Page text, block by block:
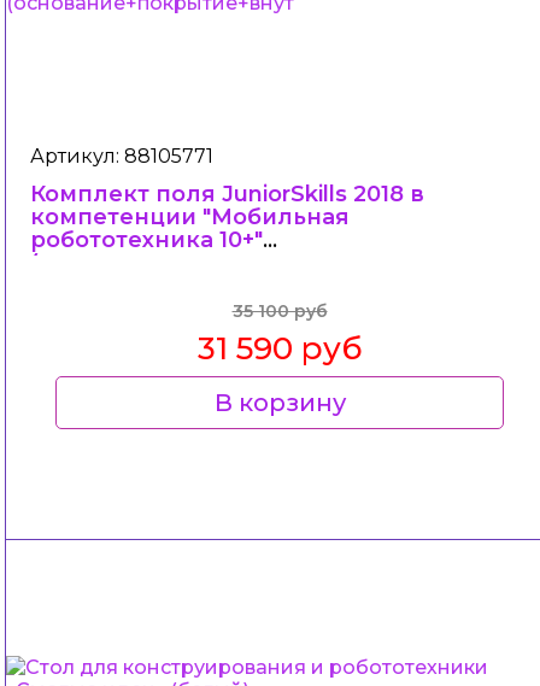
Артикул: 88105771
Комплект поля JuniorSkills 2018 в
компетенции "Мобильная
робототехника 10+"
(основание+покрытие+внут
35 100 руб
31 590 руб
В корзину